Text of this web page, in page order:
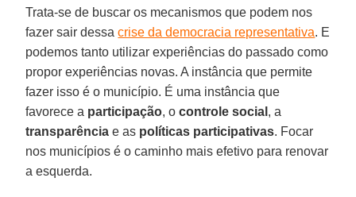
Trata-se de buscar os mecanismos que podem nos
fazer sair dessacrise da democracia representativa. E
podemos tanto utilizar experiências do passado como
propor experiências novas. A instância que permite
fazer isso é o município. É uma instância que
favorece a participação, ocontrole social , a
transparência e as políticas participativas. Focar
nos municípios é o caminho mais efetivo para renovar
a esquerda.